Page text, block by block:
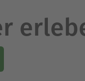
Studienrätin tätig.